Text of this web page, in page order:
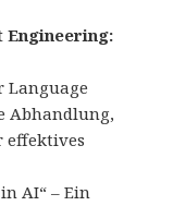
Engineering:
Language
Abhandlung,
effektives
AI“ – Ein